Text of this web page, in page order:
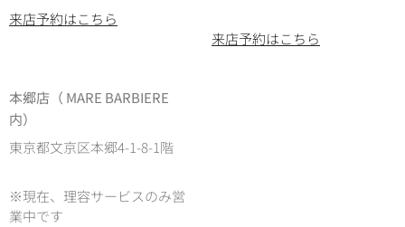
来店予約はこちら
来店予約はこちら
本郷店（ MARE BARBIERE
内）
東京都文京区本郷4-1-8-1階
※現在、理容サービスのみ営
業中です